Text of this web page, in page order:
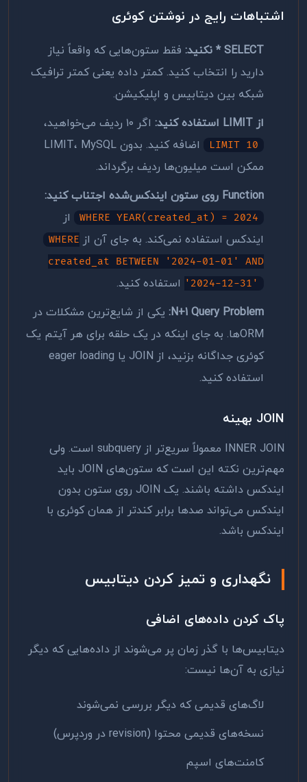
اشتباهات رایج در نوشتن کوئری
SELECT * نکنید:
فقط ستون‌هایی که واقعاً نیاز
دارید را انتخاب کنید. کمتر داده یعنی کمتر ترافیک
شبکه بین دیتابیس و اپلیکیشن.
از LIMIT استفاده کنید:
اگر ۱۰ ردیف می‌خواهید،
LIMIT 10
اضافه کنید. بدون LIMIT، MySQL
ممکن است میلیون‌ها ردیف برگرداند.
Function روی ستون ایندکس‌شده اجتناب کنید:
WHERE YEAR(created_at) = 2024
از
ایندکس استفاده نمی‌کند. به جای آن از WHERE
created_at BETWEEN '2024-01-01' AND
'2024-12-31' استفاده کنید.
N+1 Query Problem: یکی از شایع‌ترین مشکلات در
ORM‌ها. به جای اینکه در یک حلقه برای هر آیتم یک
کوئری جداگانه بزنید، از JOIN یا eager loading
استفاده کنید.
JOIN بهینه
INNER JOIN معمولاً سریع‌تر از subquery است. ولی
مهم‌ترین نکته این است که ستون‌های JOIN باید
ایندکس داشته باشند. یک JOIN روی ستون بدون
ایندکس می‌تواند صدها برابر کندتر از همان کوئری با
ایندکس باشد.
نگهداری و تمیز کردن دیتابیس
پاک کردن داده‌های اضافی
دیتابیس‌ها با گذر زمان پر می‌شوند از داده‌هایی که دیگر
نیازی به آن‌ها نیست:
لاگ‌های قدیمی که دیگر بررسی نمی‌شوند
نسخه‌های قدیمی محتوا (revision در وردپرس)
کامنت‌های اسپم